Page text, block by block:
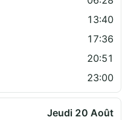
13:40
17:36
20:51
23:00
Jeudi 20 Août